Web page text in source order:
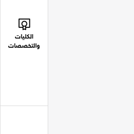
الكليات
والتخصصات